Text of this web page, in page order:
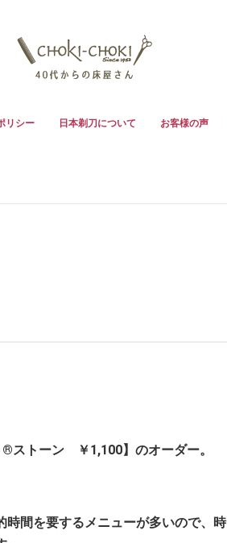
リシー 日本剃刀について お客様の声
ストーン ￥1,100】のオーダー。
時間を要するメニューが多いので、時